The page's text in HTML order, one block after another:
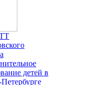
детей в